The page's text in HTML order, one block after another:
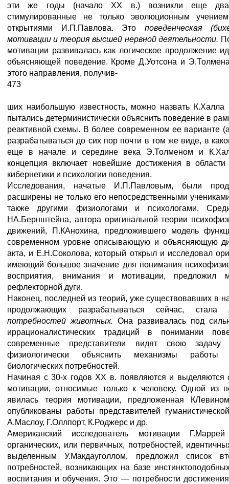
эти же годы (начало XX в.) возникли еще два
стимулированные не только эволюционным
открытиями И.П.Павлова. Это поведенческая
мотивации и теория высшей нервной деятельности.
мотивации развивалась как логическое продолжение
объясняющей поведение. Кроме Д.Уотсона и
этого направления, получив-
473
ших наибольшую известность, можно назвать
пытались детерминистически объяснить поведение в
реактивной схемы. В более современном ее варианте
разрабатываться до сих пор почти в том же виде, в
еще в начале и середине века Э.Толменом и
концепция включает новейшие достижения в области
кибернетики и психологии поведения.
Исследования, начатые И.П.Павловым, были
расширены не только его непосредственными
также другими физиологами и психологами.
НА.Бернштейна, автора оригинальной теории
движений, П.КАнохина, предложившего модель
современном уровне описывающую и объясняющую
акта, и Е.Н.Соколова, который открыл и исследовал
имеющий большое значение для понимания
восприятия, внимания и мотивации, предложил
рефлекторной дуги.
Наконец, последней из теорий, уже существовавших в
продолжающих разрабатываться сейчас, стала
потребностей животных. Она развивалась под
иррационалистических традиций в понимании
современные представители видят свою
физиологически объяснить механизмы работы
биологических потребностей.
Начиная с 30-х годов XX в. появляются и выделяются
мотивации, относимые только к человеку. Одной из
явилась теория мотивации, предложенная
опубликованы работы представителей
А.Маслоу, Г.Оллпорт, К.Роджерс и др.
Американский исследователь мотивации
органических, или первичных, потребностей,
выделенным У.Макдауголлом, предложил список
потребностей, возникающих на базе
воспитания и обучения. Это — потребности